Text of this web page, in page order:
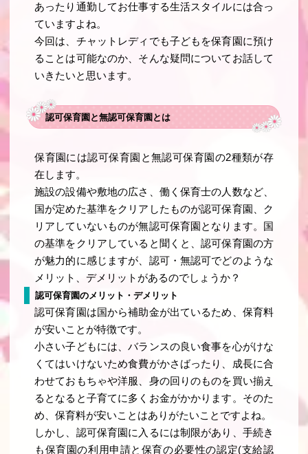
あったり通勤してお仕事する生活スタイルには合っ
ていますよね。
今回は、チャットレディでも子どもを保育園に預け
ることは可能なのか、そんな疑問についてお話して
いきたいと思います。
認可保育園と無認可保育園とは
保育園には認可保育園と無認可保育園の2種類が存
在します。
施設の設備や敷地の広さ、働く保育士の人数など、
国が定めた基準をクリアしたものが認可保育園、ク
リアしていないものが無認可保育園となります。国
の基準をクリアしていると聞くと、認可保育園の方
が魅力的に感じますが、認可・無認可でどのような
メリット、デメリットがあるのでしょうか？
認可保育園のメリット・デメリット
認可保育園は国から補助金が出ているため、保育料
が安いことが特徴です。
小さい子どもには、バランスの良い食事を心がけな
くてはいけないため食費がかさばったり、成長に合
わせておもちゃや洋服、身の回りのものを買い揃え
るとなると子育てに多くお金がかかります。そのた
め、保育料が安いことはありがたいことですよね。
しかし、認可保育園に入るには制限があり、手続き
も保育園の利用申請と保育の必要性の認定(支給認